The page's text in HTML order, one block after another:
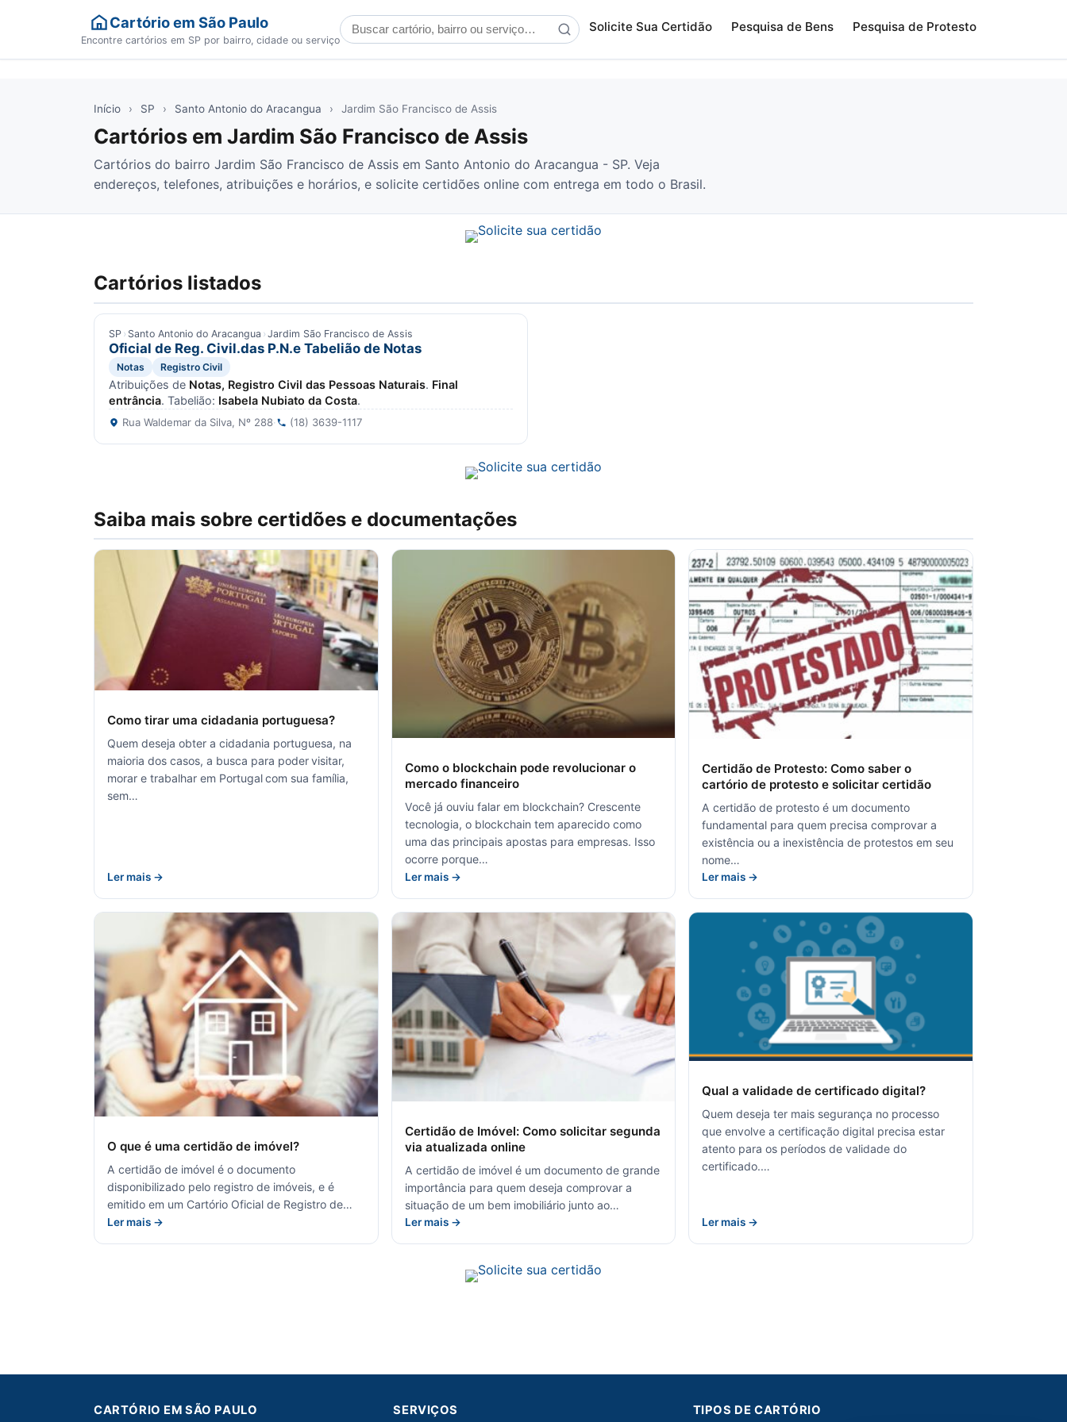
Cartório em São Paulo
Encontre cartórios em SP por bairro, cidade ou serviço
Buscar cartório Solicite Sua Certidão Pesquisa de Bens Pesquisa de Protesto
Início › SP › Santo Antonio do Aracangua › Jardim São Francisco de Assis
Cartórios em Jardim São Francisco de Assis
Cartórios do bairro Jardim São Francisco de Assis em Santo Antonio do Aracangua - SP. Veja
endereços, telefones, atribuições e horários, e solicite certidões online com entrega em todo o Brasil.
Cartórios listados
SP › Santo Antonio do Aracangua › Jardim São Francisco de Assis
Oficial de Reg. Civil.das P.N.e Tabelião de Notas
Notas Registro Civil
Atribuições de Notas, Registro Civil das Pessoas Naturais. Final
entrância. Tabelião: Isabela Nubiato da Costa.
Rua Waldemar da Silva, Nº 288· (18) 3639-1117
Saiba mais sobre certidões e documentações
Como tirar uma cidadania portuguesa?
Quem deseja obter a cidadania portuguesa, na
maioria dos casos, a busca para poder visitar,
morar e trabalhar em Portugal com sua família,
sem…
Ler mais →
Como o blockchain pode revolucionar o
mercado financeiro
Você já ouviu falar em blockchain? Crescente
tecnologia, o blockchain tem aparecido como
uma das principais apostas para empresas. Isso
ocorre porque…
Ler mais →
Certidão de Protesto: Como saber o
cartório de protesto e solicitar certidão
A certidão de protesto é um documento
fundamental para quem precisa comprovar a
existência ou a inexistência de protestos em seu
nome…
Ler mais →
O que é uma certidão de imóvel?
A certidão de imóvel é o documento
disponibilizado pelo registro de imóveis, e é
emitido em um Cartório Oficial de Registro de…
Ler mais →
Certidão de Imóvel: Como solicitar segunda
via atualizada online
A certidão de imóvel é um documento de grande
importância para quem deseja comprovar a
situação de um bem imobiliário junto ao…
Ler mais →
Qual a validade de certificado digital?
Quem deseja ter mais segurança no processo
que envolve a certificação digital precisa estar
atento para os períodos de validade do
certificado.…
Ler mais →
CARTÓRIO EM SÃO PAULO SERVIÇOS TIPOS DE CARTÓRIO